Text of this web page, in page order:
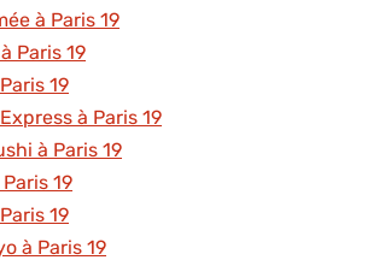
à Paris 19
Paris 19
19
à Paris 19
à Paris 19
19
19
à Paris 19